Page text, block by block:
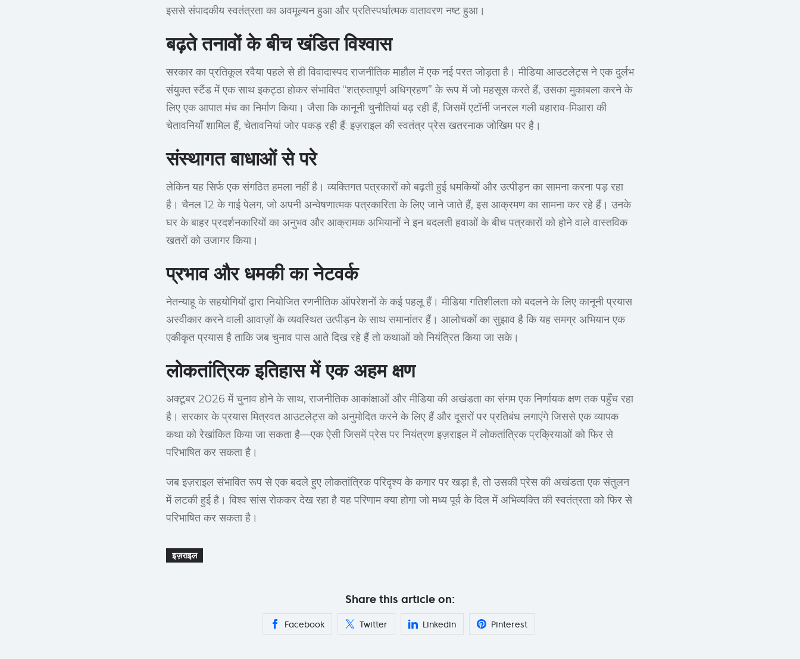
इससे संपादकीय स्वतंत्रता का अवमूल्यन हुआ और प्रतिस्पर्धात्मक वातावरण नष्ट हुआ।
बढ़ते तनावों के बीच खंडित विश्वास
सरकार का प्रतिकूल रवैया पहले से ही विवादास्पद राजनीतिक माहौल में एक नई परत जोड़ता है। मीडिया आउटलेट्स ने एक दुर्लभ
संयुक्त स्टैंड में एक साथ इकट्ठा होकर संभावित “शत्रुतापूर्ण अधिग्रहण” के रूप में जो महसूस करते हैं, उसका मुकाबला करने के
लिए एक आपात मंच का निर्माण किया। जैसा कि कानूनी चुनौतियां बढ़ रही हैं, जिसमें एटॉर्नी जनरल गली बहाराव-मिआरा की
चेतावनियाँ शामिल हैं, चेतावनियां जोर पकड़ रही हैं: इज़राइल की स्वतंत्र प्रेस खतरनाक जोखिम पर है।
संस्थागत बाधाओं से परे
लेकिन यह सिर्फ एक संगठित हमला नहीं है। व्यक्तिगत पत्रकारों को बढ़ती हुई धमकियों और उत्पीड़न का सामना करना पड़ रहा
है। चैनल 12 के गाई पेलग, जो अपनी अन्वेषणात्मक पत्रकारिता के लिए जाने जाते हैं, इस आक्रमण का सामना कर रहे हैं। उनके
घर के बाहर प्रदर्शनकारियों का अनुभव और आक्रामक अभियानों ने इन बदलती हवाओं के बीच पत्रकारों को होने वाले वास्तविक
खतरों को उजागर किया।
प्रभाव और धमकी का नेटवर्क
नेतन्याहू के सहयोगियों द्वारा नियोजित रणनीतिक ऑपरेशनों के कई पहलू हैं। मीडिया गतिशीलता को बदलने के लिए कानूनी प्रयास
अस्वीकार करने वाली आवाज़ों के व्यवस्थित उत्पीड़न के साथ समानांतर हैं। आलोचकों का सुझाव है कि यह समग्र अभियान एक
एकीकृत प्रयास है ताकि जब चुनाव पास आते दिख रहे हैं तो कथाओं को नियंत्रित किया जा सके।
लोकतांत्रिक इतिहास में एक अहम क्षण
अक्टूबर 2026 में चुनाव होने के साथ, राजनीतिक आकांक्षाओं और मीडिया की अखंडता का संगम एक निर्णायक क्षण तक पहुँच रहा
है। सरकार के प्रयास मित्रवत आउटलेट्स को अनुमोदित करने के लिए हैं और दूसरों पर प्रतिबंध लगाएंगे जिससे एक व्यापक
कथा को रेखांकित किया जा सकता है—एक ऐसी जिसमें प्रेस पर नियंत्रण इज़राइल में लोकतांत्रिक प्रक्रियाओं को फिर से
परिभाषित कर सकता है।
जब इज़राइल संभावित रूप से एक बदले हुए लोकतांत्रिक परिदृश्य के कगार पर खड़ा है, तो उसकी प्रेस की अखंडता एक संतुलन
में लटकी हुई है। विश्व सांस रोककर देख रहा है यह परिणाम क्या होगा जो मध्य पूर्व के दिल में अभिव्यक्ति की स्वतंत्रता को फिर से
परिभाषित कर सकता है।
इज़राइल
Share this article on:
Facebook Twitter Linkedin Pinterest